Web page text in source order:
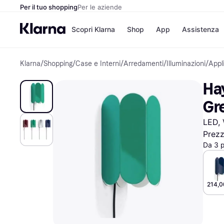
Per il tuo shoppingPer le aziende
Scopri Klarna
Opzioni di
Paga dopo 30 giorni
Shop
Negozi
Unieuro
Media
eBay
Zalando
Elenco negozi
App Assistenza
Klarna/Shopping/Case e Interni/Arredamenti/ Illuminazioni/
LED,
Da 3